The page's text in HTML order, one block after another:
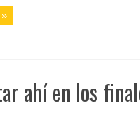
ahí en los